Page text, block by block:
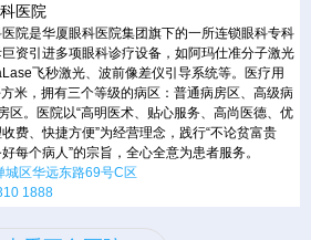
医院
院是华厦眼科医院集团旗下的一所连锁眼科专科
资引进多项眼科诊疗设备，如阿玛仕准分子激光
飞秒激光、波前像差仪引导系统等。医疗用
米，拥有三个等级的病区：普通病房区、高级病
区。医院以“高明医术、贴心服务、高尚医德、优
费、快捷方便”为经营理念，践行“不论贫富贵
每个病人”的宗旨，全心全意为患者服务。
城区华远东路69号C区
1888